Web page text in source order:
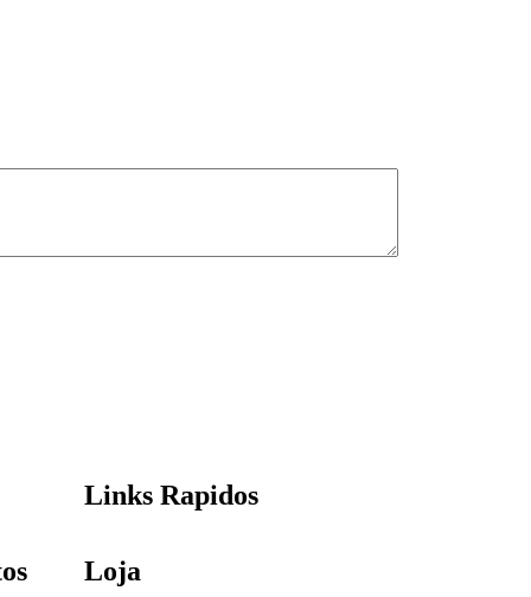
Links Rapidos
Loja